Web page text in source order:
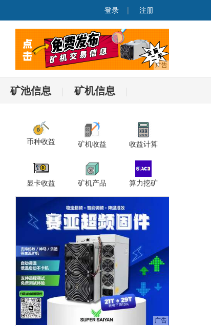
登录 | 注册
矿池信息 矿机信息
币种收益 矿机收益 收益计算
显卡收益 矿机产品 算力挖矿